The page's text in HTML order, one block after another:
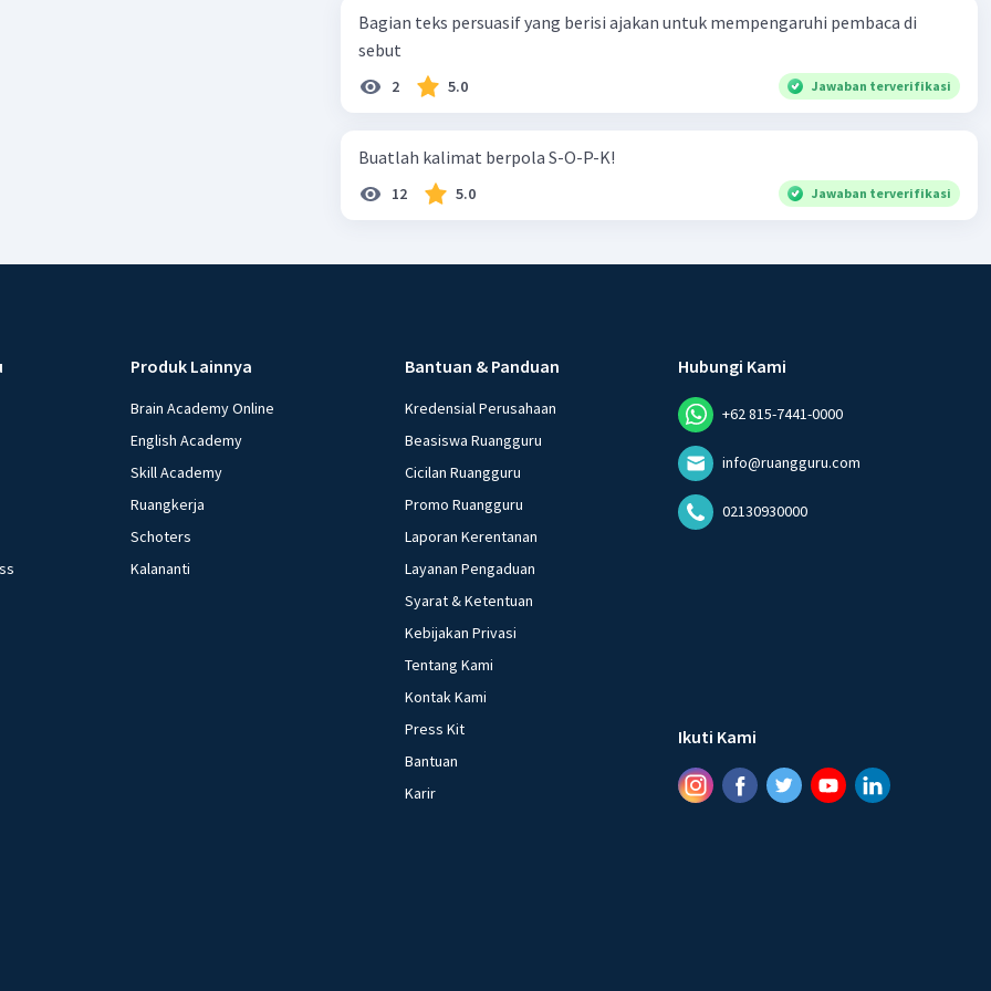
Bagian teks persuasif yang berisi ajakan untuk mempengaruhi pembaca di
sebut
2 5.0 Jawaban terverifikasi
Buatlah kalimat berpola S-O-P-K!
12 5.0 Jawaban terverifikasi
Produk Lainnya
Brain Academy Online
English Academy
Skill Academy
Ruangkerja
Schoters
Kalananti
Bantuan & Panduan
Kredensial Perusahaan
Beasiswa Ruangguru
Cicilan Ruangguru
Promo Ruangguru
Laporan Kerentanan
Layanan Pengaduan
Syarat & Ketentuan
Kebijakan Privasi
Tentang Kami
Kontak Kami
Press Kit
Bantuan
Karir
Hubungi Kami
+62 815-7441-0000
info@ruangguru.com
02130930000
Ikuti Kami